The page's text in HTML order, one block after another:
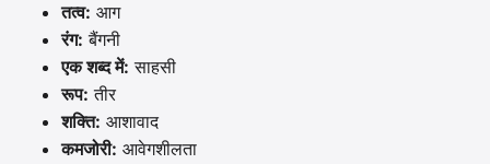
तत्व: आग
रंग: बैंगनी
एक शब्द में: साहसी
रूप: तीर
शक्ति: आशावाद
कमजोरी: आवेगशीलता